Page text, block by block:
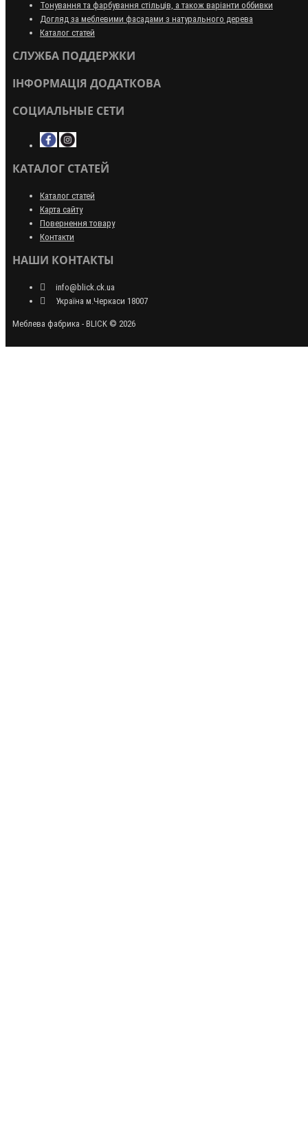
Тонування та фарбування стільців, а також варіанти оббивки
Догляд за меблевими фасадами з натурального дерева
Каталог статей
СЛУЖБА ПОДДЕРЖКИ
ІНФОРМАЦІЯ ДОДАТКОВА
СОЦИАЛЬНЫЕ СЕТИ
КАТАЛОГ СТАТЕЙ
Каталог статей
Карта сайту
Повернення товару
Контакти
НАШИ КОНТАКТЫ
info@blick.ck.ua
Україна м.Черкаси 18007
Меблева фабрика - BLICK © 2026